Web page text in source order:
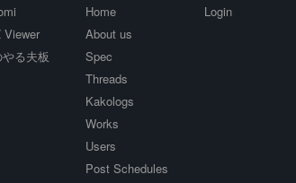
る夫板
Home
About us
Spec
Threads
Kakologs
Works
Users
Post Schedules
Login